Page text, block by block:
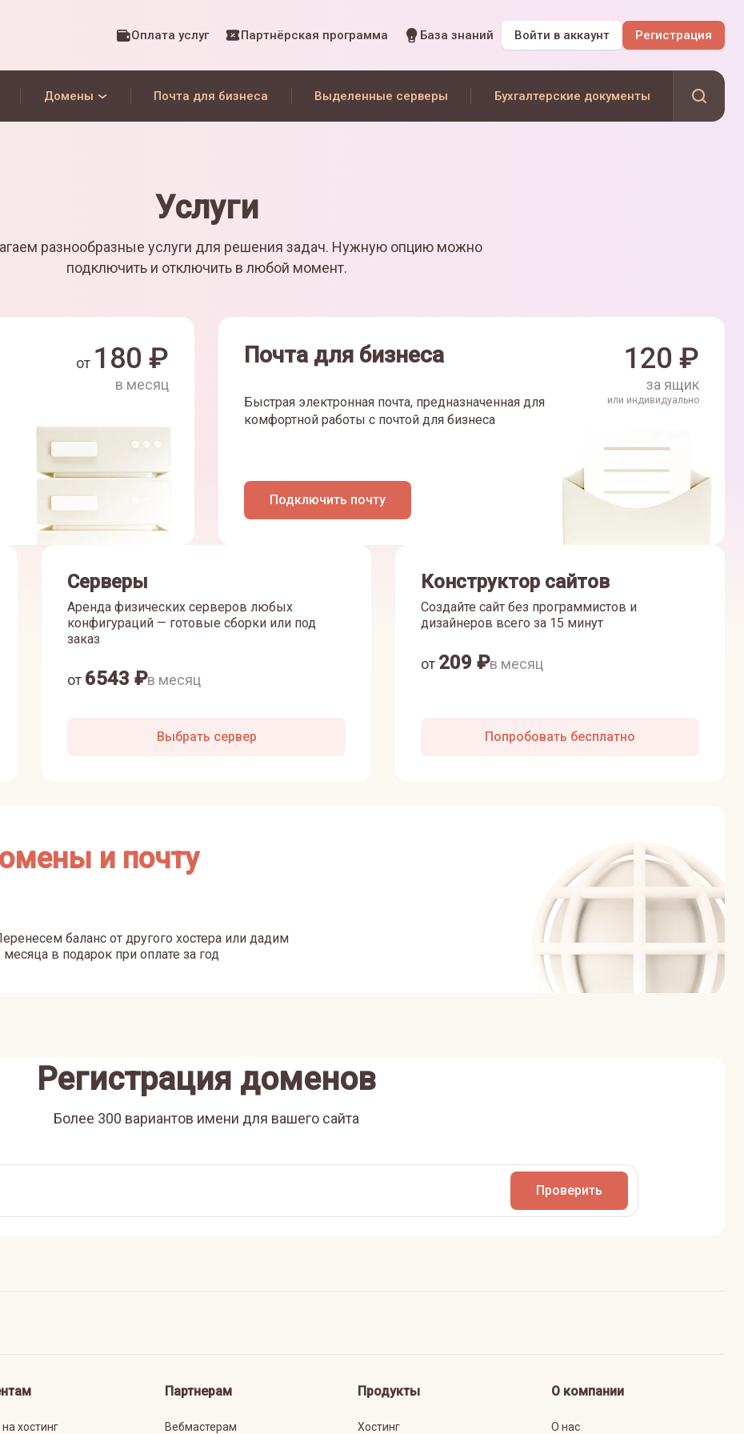
Оплата услуг Партнёрская программа База знаний Войти в аккаунт Регистрация
Домены Почта для бизнеса Выделенные серверы Бухгалтерские документы
Услуги
разнообразные услуги для решения задач. Нужную опцию можно
подключить и отключить в любой момент.
от 180 ₽
в месяц
Почта для бизнеса
Быстрая электронная почта, предназначенная для
комфортной работы с почтой для бизнеса
Подключить почту
120 ₽
за ящик
или индивидуально
Серверы
Аренда физических серверов любых
конфигураций — готовые сборки или под
заказ
от 6543 ₽в месяц
Выбрать сервер
Конструктор сайтов
Создайте сайт без программистов и
дизайнеров всего за 15 минут
от 209 ₽в месяц
Попробовать бесплатно
и почту
баланс от другого хостера или дадим
месяца в подарок при оплате за год
Регистрация доменов
Более 300 вариантов имени для вашего сайта
Проверить
хостинг
Партнерам
Вебмастерам
Продукты
Хостинг
О компании
О нас